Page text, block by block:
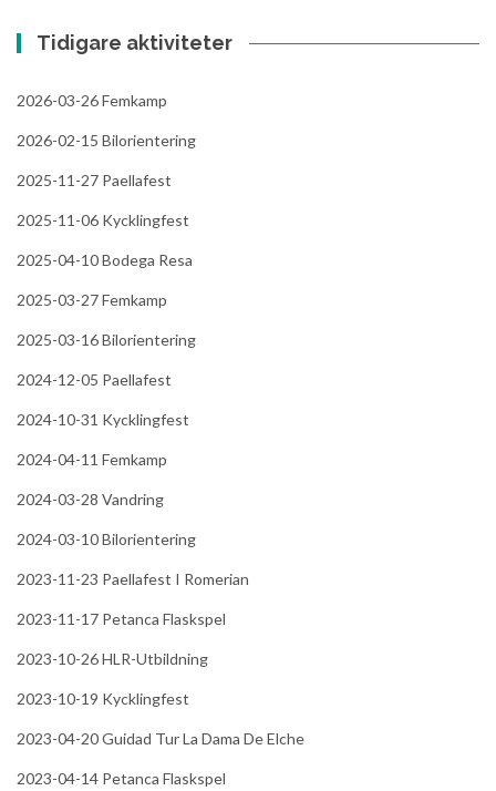
Tidigare aktiviteter
2026-03-26 Femkamp
2026-02-15 Bilorientering
2025-11-27 Paellafest
2025-11-06 Kycklingfest
2025-04-10 Bodega Resa
2025-03-27 Femkamp
2025-03-16 Bilorientering
2024-12-05 Paellafest
2024-10-31 Kycklingfest
2024-04-11 Femkamp
2024-03-28 Vandring
2024-03-10 Bilorientering
2023-11-23 Paellafest I Romerian
2023-11-17 Petanca Flaskspel
2023-10-26 HLR-Utbildning
2023-10-19 Kycklingfest
2023-04-20 Guidad Tur La Dama De Elche
2023-04-14 Petanca Flaskspel